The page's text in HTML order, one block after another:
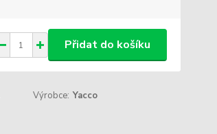
Přidat do košíku
Výrobce: Yacco